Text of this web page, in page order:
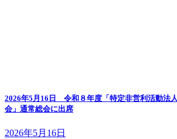
2026年5月16日 令和８年度「特定非営利活動法
会」通常総会に出席
2026年5月16日